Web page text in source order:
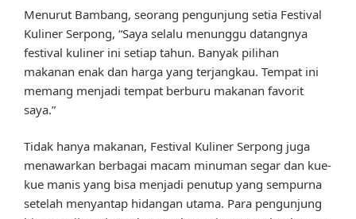
Menurut Bambang, seorang pengunjung setia Festival
Kuliner Serpong, “Saya selalu menunggu datangnya
festival kuliner ini setiap tahun. Banyak pilihan
makanan enak dan harga yang terjangkau. Tempat ini
memang menjadi tempat berburu makanan favorit
saya.”
Tidak hanya makanan, Festival Kuliner Serpong juga
menawarkan berbagai macam minuman segar dan kue-
kue manis yang bisa menjadi penutup yang sempurna
setelah menyantap hidangan utama. Para pengunjung